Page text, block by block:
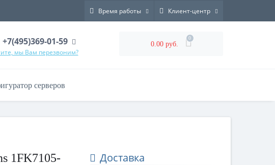
Время работы Клиент-центр
+7(495)369-01-59
мы Вам перезвоним?
0.00 руб.
0
серверов
1FK7105-
Доставка